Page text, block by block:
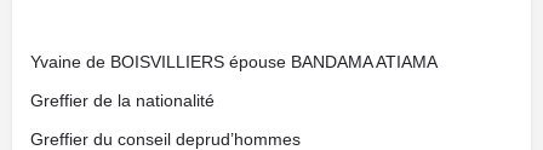
Yvaine de BOISVILLIERS épouse BANDAMA ATIAMA
Greffier de la nationalité
Greffier du conseil deprud’hommes